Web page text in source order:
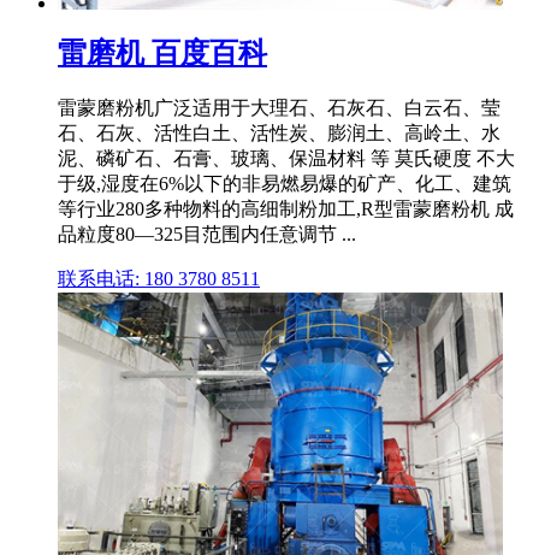
雷磨机 百度百科
雷蒙磨粉机广泛适用于大理石、石灰石、白云石、莹
石、石灰、活性白土、活性炭、膨润土、高岭土、水
泥、磷矿石、石膏、玻璃、保温材料 等 莫氏硬度 不大
于级,湿度在6%以下的非易燃易爆的矿产、化工、建筑
等行业280多种物料的高细制粉加工,R型雷蒙磨粉机 成
品粒度80—325目范围内任意调节 ...
联系电话: 180 3780 8511